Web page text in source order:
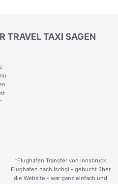
TRAVEL TAXI SAGEN
”
“Flughafen Transfer von Innsbruck
Flughafen nach Ischgl - gebucht über
die Website - war ganz einfach und